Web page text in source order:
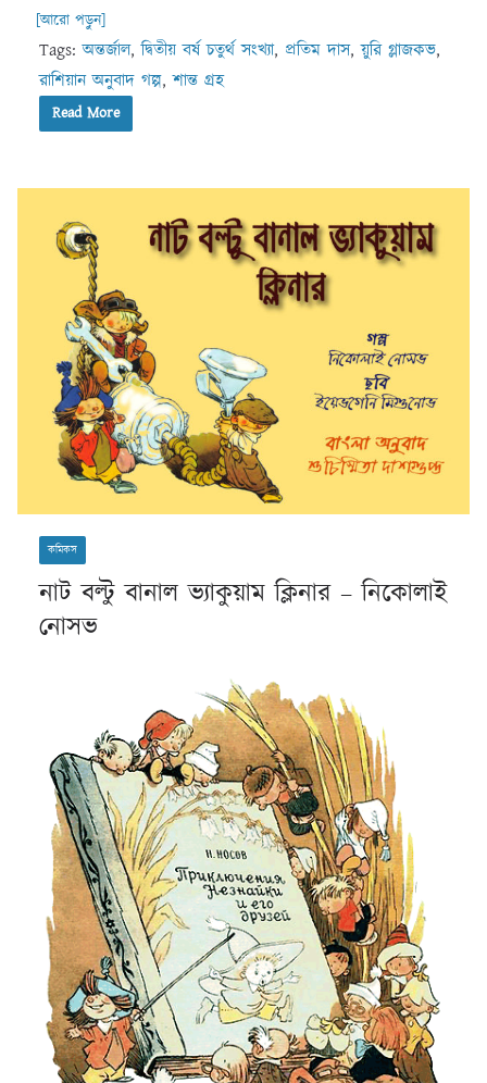
[আরো পড়ুন]
Tags:অন্তর্জাল,দ্বিতীয় বর্ষ চতুর্থ সংখ্যা, প্রতিম দাস,য়ুরি গ্লাজকভ,
রাশিয়ান অনুবাদ গল্প,শান্ত গ্রহ
Read More
কমিকস
নাট বল্টু বানাল ভ্যাকুয়াম ক্লিনার – নিকোলাই
নোসভ